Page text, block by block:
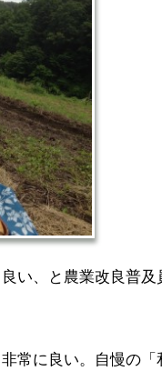
い、と農業改良普及
常に良い。自慢の「